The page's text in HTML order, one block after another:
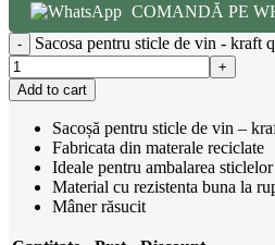
COMANDĂ PE
Sacosa pentru sticle de vin - kraft
Add to cart
Sacoșă pentru sticle de vin –
Fabricata din materale reciclate
Ideale pentru ambalarea
Material cu rezistenta buna la
Mâner răsucit